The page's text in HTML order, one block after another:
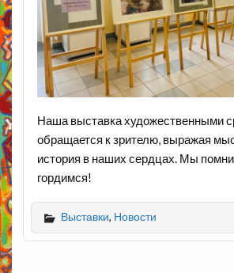
Наша выставка художественными
обращается к зрителю, выражая
история в наших сердцах. Мы
гордимся!
Выставки, Новости